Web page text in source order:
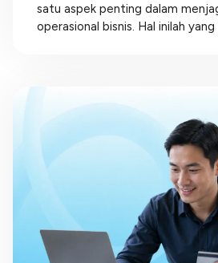
satu aspek penting dalam
operasional bisnis. Hal inilah